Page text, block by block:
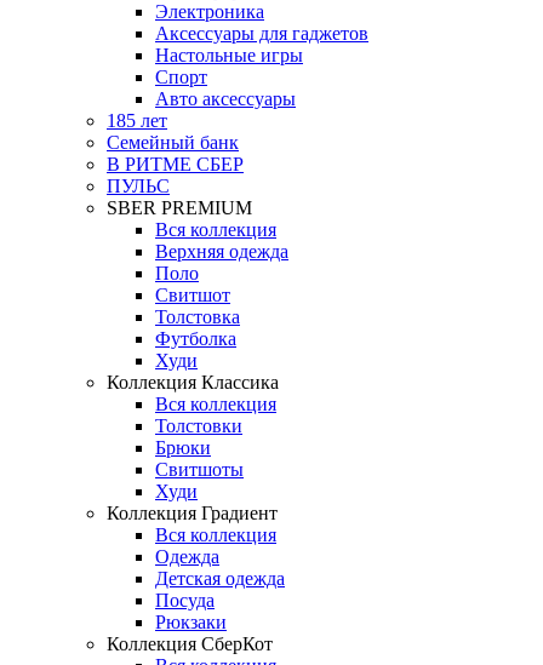
Электроника
Аксессуары для гаджетов
Настольные игры
Спорт
Авто аксессуары
185 лет
Семейный банк
В РИТМЕ СБЕР
ПУЛЬС
SBER PREMIUM
Вся коллекция
Верхняя одежда
Поло
Свитшот
Толстовка
Футболка
Худи
Коллекция Классика
Вся коллекция
Толстовки
Брюки
Свитшоты
Худи
Коллекция Градиент
Вся коллекция
Одежда
Детская одежда
Посуда
Рюкзаки
Коллекция СберКот